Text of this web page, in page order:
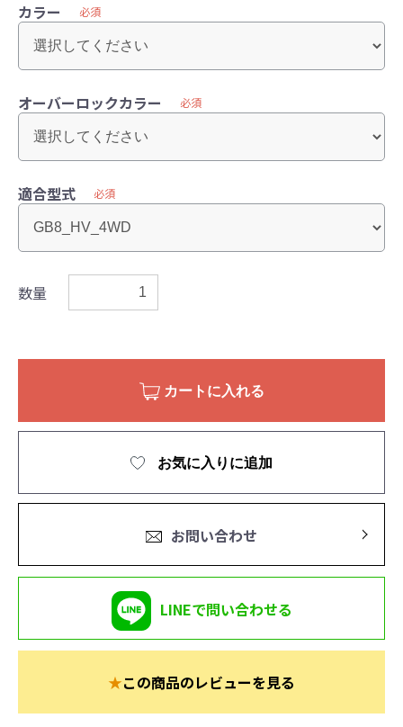
カラー 必須
オーバーロックカラー 必須
適合型式 必須
数量
カートに入れる
お気に入りに追加
お問い合わせ
LINEで問い合わせる
★この商品のレビューを見る